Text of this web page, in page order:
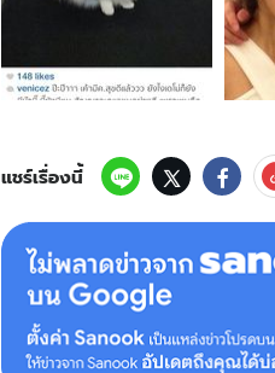
นาฏ
สวีท
โจ้
รัก
นี้..ชัก
ไง?
แชร์เรื่องนี้